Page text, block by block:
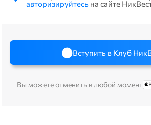
авторизируйтесь на сайте
Вступить в Клуб
Вы можете отменить в любой момент